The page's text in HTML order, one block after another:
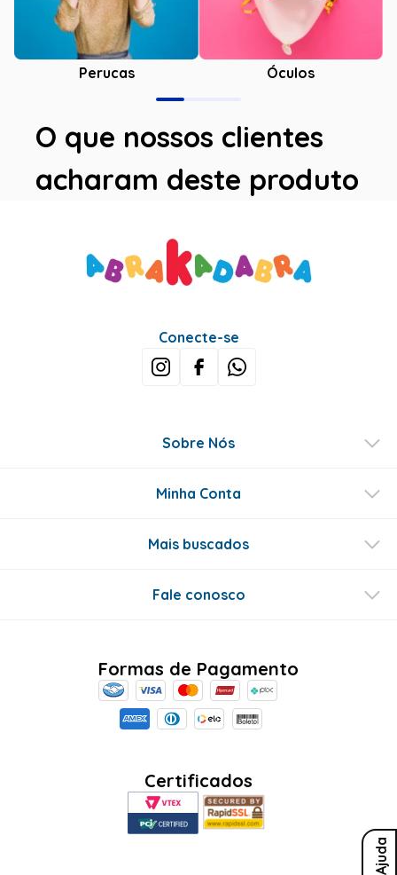
Perucas Óculos
O que nossos clientes
acharam deste produto
Avaliações
Este produto ainda não tem avaliações
SEJA O PRIMEIRO A AVALIAR
Perguntas & respostas
Este produto ainda não tem perguntas
Ajuda